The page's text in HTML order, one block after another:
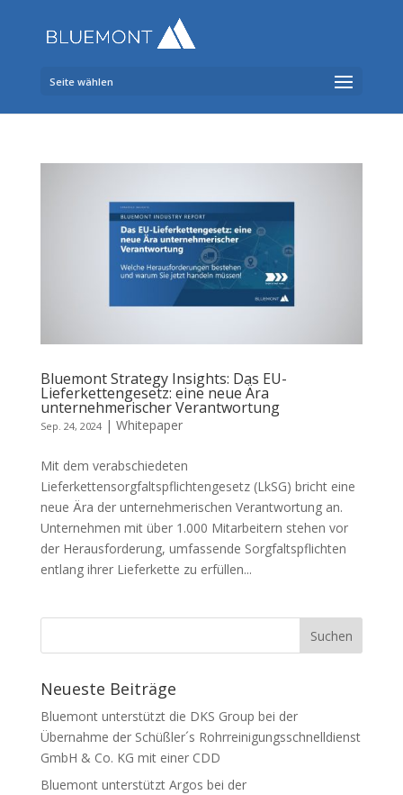
Seite wählen
Bluemont Strategy Insights: Das EU-
Lieferkettengesetz: eine neue Ära
unternehmerischer Verantwortung
Sep. 24, 2024| Whitepaper
Mit dem verabschiedeten
Lieferkettensorgfaltspflichtengesetz (LkSG) bricht eine
neue Ära der unternehmerischen Verantwortung an.
Unternehmen mit über 1.000 Mitarbeitern stehen vor
der Herausforderung, umfassende Sorgfaltspflichten
entlang ihrer Lieferkette zu erfüllen...
Neueste Beiträge
Bluemont unterstützt die DKS Group bei der
Übernahme der Schüßler´s Rohrreinigungsschnelldienst
GmbH & Co. KG mit einer CDD
Bluemont unterstützt Argos bei der